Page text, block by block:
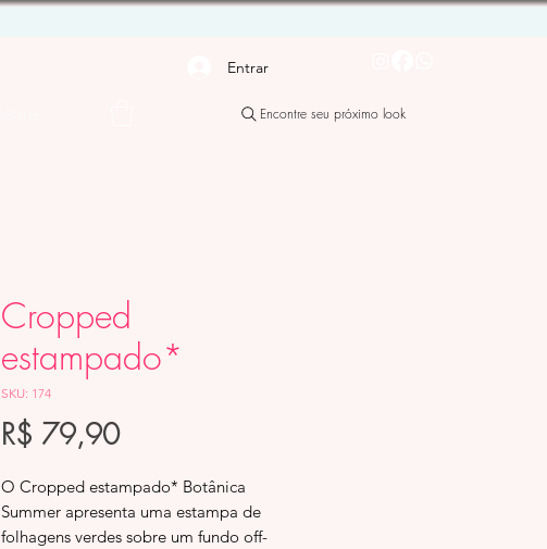
Entrar
Encontre seu próximo look
Cropped
estampado*
SKU: 174
R$ 79,90Preço
O Cropped estampado* Botânica
Summer apresenta uma estampa de
folhagens verdes sobre um fundo off-